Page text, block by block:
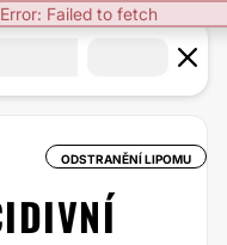
Failed to fetch
ODSTRANĚNÍ LIPOMU